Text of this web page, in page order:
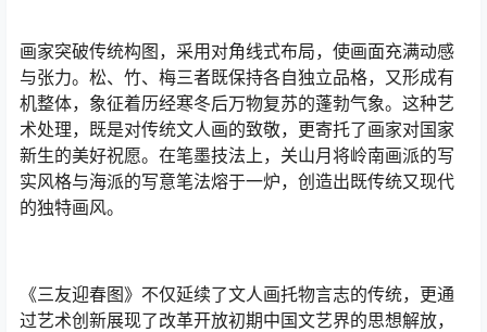
画家突破传统构图，采用对角线式布局，使画面充满动感
与张力。松、竹、梅三者既保持各自独立品格，又形成有
机整体，象征着历经寒冬后万物复苏的蓬勃气象。这种艺
术处理，既是对传统文人画的致敬，更寄托了画家对国家
新生的美好祝愿。在笔墨技法上，关山月将岭南画派的写
实风格与海派的写意笔法熔于一炉，创造出既传统又现代
的独特画风。
《三友迎春图》不仅延续了文人画托物言志的传统，更通
过艺术创新展现了改革开放初期中国文艺界的思想解放，